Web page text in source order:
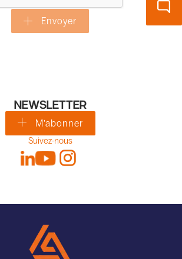
Envoyer
NEWSLETTER
M'abonner
Suivez-nous